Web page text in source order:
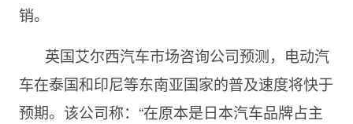
销。
英国艾尔西汽车市场咨询公司预测，电动汽
车在泰国和印尼等东南亚国家的普及速度将快于
预期。该公司称：“在原本是日本汽车品牌占主